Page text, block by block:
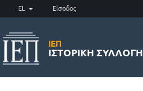
EL Είσοδος
ΙΕΠ
ΙΣΤΟΡΙΚΉ ΣΥΛΛΟΓΉ